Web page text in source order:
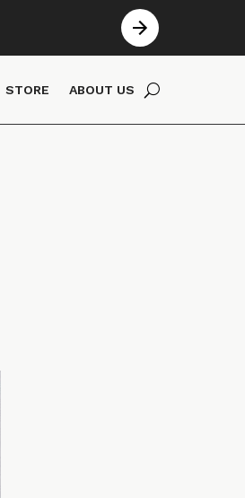
STORE ABOUT US